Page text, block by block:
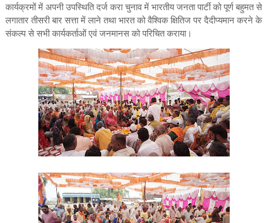
कार्यक्रमों में अपनी उपस्थिति दर्ज करा चुनाव में भारतीय जनता पार्टी को पूर्ण बहुमत से
लगातार तीसरी बार सत्ता में लाने तथा भारत को वैश्विक क्षितिज पर दैदीप्यमान करने के
संकल्प से सभी कार्यकर्ताओं एवं जनमानस को परिचित कराया।